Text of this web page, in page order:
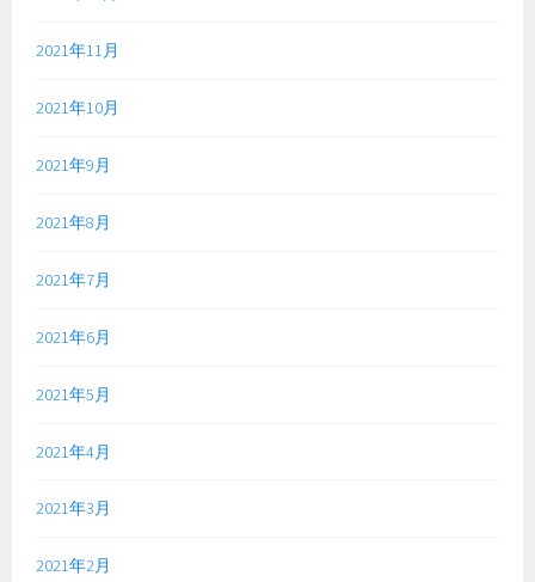
2021年11月
2021年10月
2021年9月
2021年8月
2021年7月
2021年6月
2021年5月
2021年4月
2021年3月
2021年2月